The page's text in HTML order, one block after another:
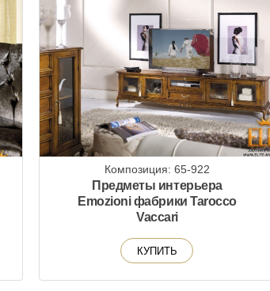
Композиция: 65-922
Предметы интерьера
Emozioni фабрики Tarocco
Vaccari
КУПИТЬ